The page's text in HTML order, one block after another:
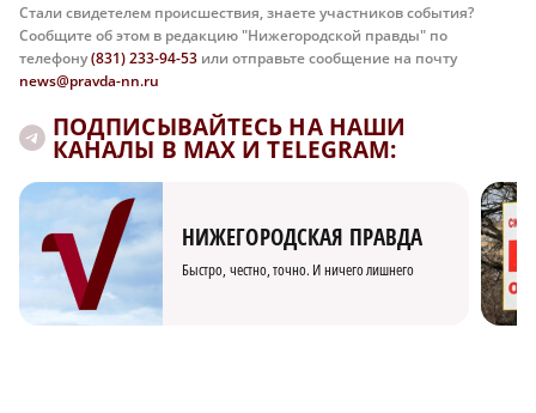
Стали свидетелем происшествия, знаете участников события?
Сообщите об этом в редакцию "Нижегородской правды" по
телефону(831) 233-94-53 или отправьте сообщение на почту
news@pravda-nn.ru
ПОДПИСЫВАЙТЕСЬ НА НАШИ
КАНАЛЫ В MAX И TELEGRAM:
НИЖЕГОРОДСКАЯ ПРАВДА
Быстро, честно, точно. И ничего лишнего